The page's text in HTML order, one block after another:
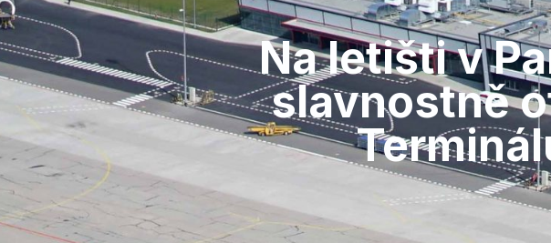
Na letišti v
slavnostně